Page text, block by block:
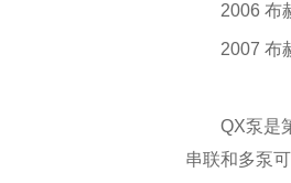
2006 布
2007 布
QX泵是
串联和多泵